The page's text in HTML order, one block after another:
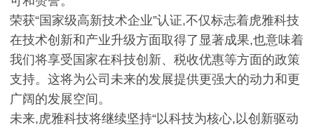
荣获“国家级高新技术企业”认证,不仅标志着虎雅科技
在技术创新和产业升级方面取得了显著成果,也意味着
我们将享受国家在科技创新、税收优惠等方面的政策
支持。这将为公司未来的发展提供更强大的动力和更
广阔的发展空间。
未来,虎雅科技将继续坚持“以科技为核心,以创新驱动